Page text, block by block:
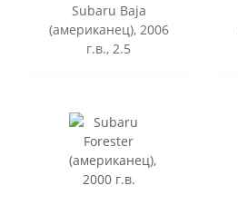
Subaru Baja
(американец), 2006
г.в., 2.5